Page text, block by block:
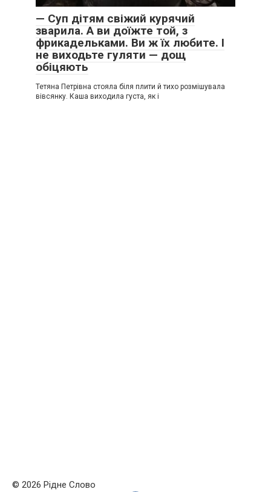
— Суп дітям свіжий курячий
зварила. А ви доїжте той, з
фрикадельками. Ви ж їх любите. І
не виходьте гуляти — дощ
обіцяють
Тетяна Петрівна стояла біля плити й тихо розмішувала
вівсянку. Каша виходила густа, як і
© 2026 Рідне Слово